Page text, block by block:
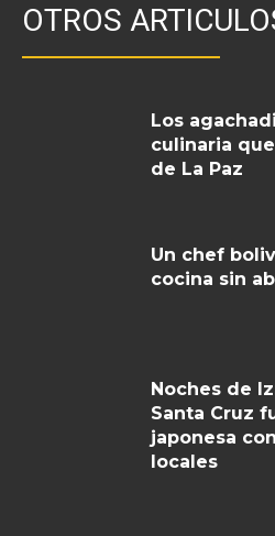
OTROS
Los
culinaria
de La Paz
Un chef
cocina sin
Noches de
Santa Cruz
japonesa
locales